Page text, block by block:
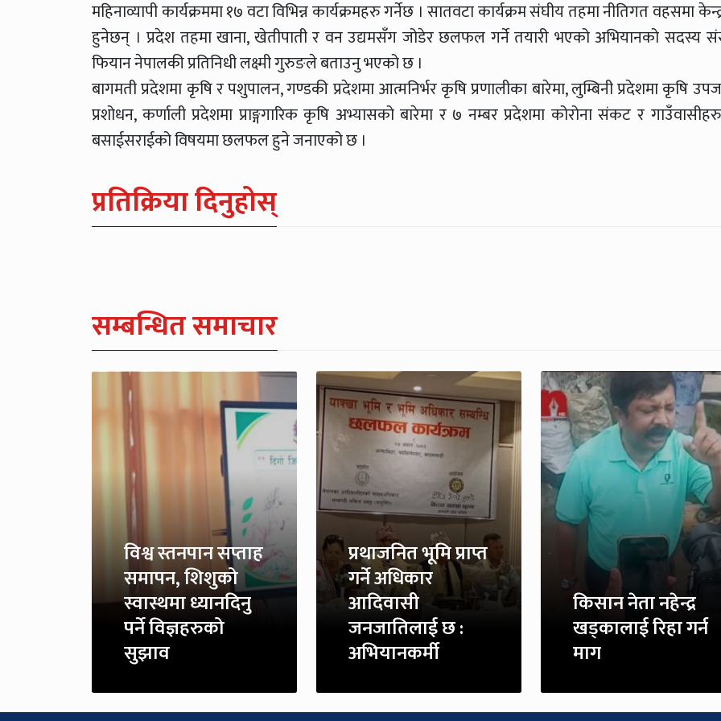
महिनाव्यापी कार्यक्रममा १७ वटा विभिन्न कार्यक्रमहरु गर्नेछ । सातवटा कार्यक्रम संघीय तहमा नीतिगत वहसमा
हुनेछन् । प्रदेश तहमा खाना, खेतीपाती र वन उद्यमसँग जोडेर छलफल गर्ने तयारी भएको अभियानको सदस्य
फियान नेपालकी प्रतिनिधी लक्ष्मी गुरुङले बताउनु भएको छ ।
बागमती प्रदेशमा कृषि र पशुपालन, गण्डकी प्रदेशमा आत्मनिर्भर कृषि प्रणालीका बारेमा, लुम्बिनी प्रदेशमा कृषि
प्रशोधन, कर्णाली प्रदेशमा प्राङ्गगारिक कृषि अभ्यासको बारेमा र ७ नम्बर प्रदेशमा कोरोना संकट र
बसाईसराईको विषयमा छलफल हुने जनाएको छ ।
प्रतिक्रिया दिनुहोस्
सम्बन्धित समाचार
विश्व स्तनपान सप्ताह
समापन, शिशुको
स्वास्थमा ध्यानदिनु
पर्ने विज्ञहरुको
सुझाव
प्रथाजनित भूमि प्राप्त
गर्ने अधिकार
आदिवासी
जनजातिलाई छ :
अभियानकर्मी
किसान नेता नहेन्द्र
खड्कालाई रिहा गर्न
माग